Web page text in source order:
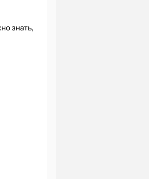
знать,